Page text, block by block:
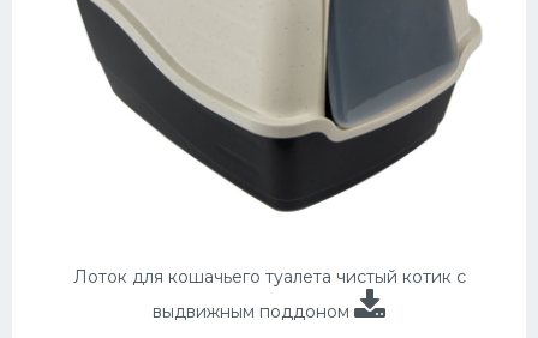
Лоток для кошачьего туалета чистый котик с
выдвижным поддоном